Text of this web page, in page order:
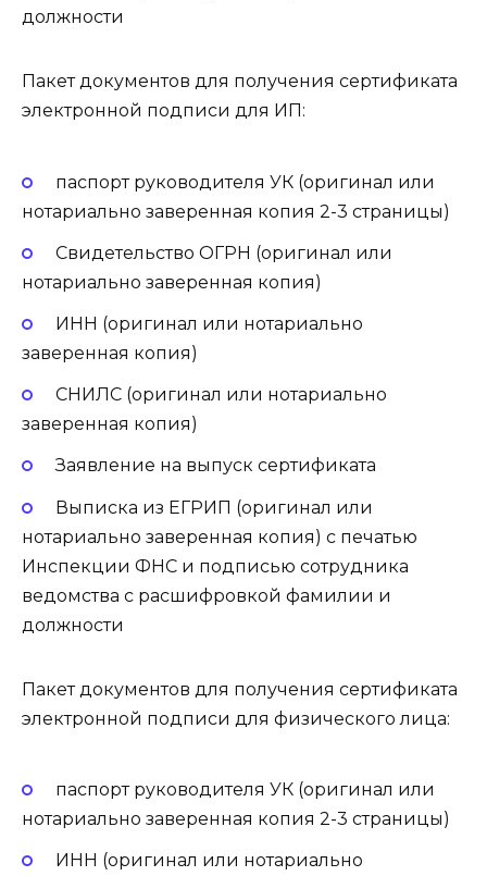
должности
Пакет документов для получения сертификата
электронной подписи для ИП:
паспорт руководителя УК (оригинал или
нотариально заверенная копия 2-3 страницы)
Свидетельство ОГРН (оригинал или
нотариально заверенная копия)
ИНН (оригинал или нотариально
заверенная копия)
СНИЛС (оригинал или нотариально
заверенная копия)
Заявление на выпуск сертификата
Выписка из ЕГРИП (оригинал или
нотариально заверенная копия) с печатью
Инспекции ФНС и подписью сотрудника
ведомства с расшифровкой фамилии и
должности
Пакет документов для получения сертификата
электронной подписи для физического лица:
паспорт руководителя УК (оригинал или
нотариально заверенная копия 2-3 страницы)
ИНН (оригинал или нотариально